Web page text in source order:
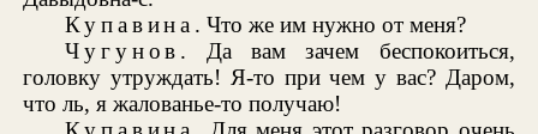
Купавина . Что же им нужно от меня?
Чугунов . Да вам зачем беспокоиться,
головку утруждать! Я-то при чем у вас? Даром,
что ль, я жалованье-то получаю!